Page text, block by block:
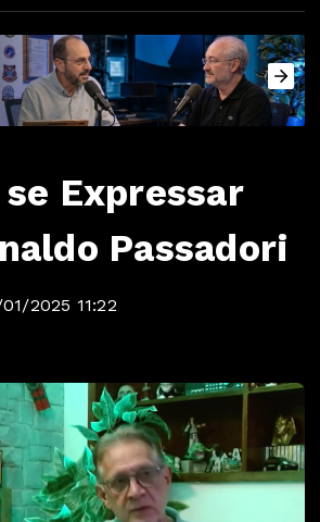
Expressar
Passadori
2025 11:22